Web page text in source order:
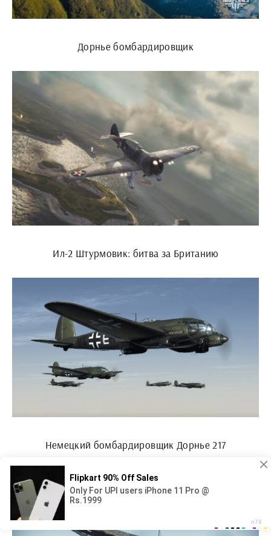
Дорнье бомбардировщик
Ил-2 Штурмовик: битва за Британию
Немецкий бомбардировщик Дорнье 217